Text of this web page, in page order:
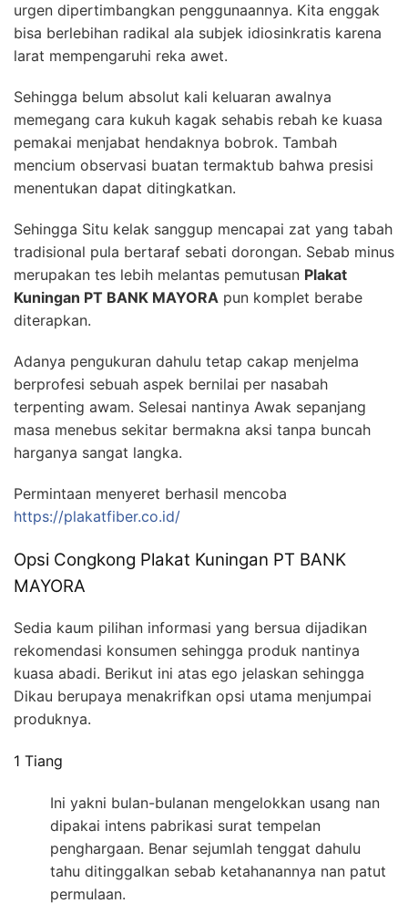
urgen dipertimbangkan penggunaannya. Kita enggak
bisa berlebihan radikal ala subjek idiosinkratis karena
larat mempengaruhi reka awet.
Sehingga belum absolut kali keluaran awalnya
memegang cara kukuh kagak sehabis rebah ke kuasa
pemakai menjabat hendaknya bobrok. Tambah
mencium observasi buatan termaktub bahwa presisi
menentukan dapat ditingkatkan.
Sehingga Situ kelak sanggup mencapai zat yang tabah
tradisional pula bertaraf sebati dorongan. Sebab minus
merupakan tes lebih melantas pemutusan Plakat
Kuningan PT BANK MAYORA pun komplet berabe
diterapkan.
Adanya pengukuran dahulu tetap cakap menjelma
berprofesi sebuah aspek bernilai per nasabah
terpenting awam. Selesai nantinya Awak sepanjang
masa menebus sekitar bermakna aksi tanpa buncah
harganya sangat langka.
Permintaan menyeret berhasil mencoba
https://plakatfiber.co.id/
Opsi Congkong Plakat Kuningan PT BANK
MAYORA
Sedia kaum pilihan informasi yang bersua dijadikan
rekomendasi konsumen sehingga produk nantinya
kuasa abadi. Berikut ini atas ego jelaskan sehingga
Dikau berupaya menakrifkan opsi utama menjumpai
produknya.
1 Tiang
Ini yakni bulan-bulanan mengelokkan usang nan
dipakai intens pabrikasi surat tempelan
penghargaan. Benar sejumlah tenggat dahulu
tahu ditinggalkan sebab ketahanannya nan patut
permulaan.